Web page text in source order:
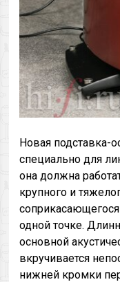
Новая подставка-
специально для
она должна
крупного и
одной точке.
основной
вкручивается
нижней кромки